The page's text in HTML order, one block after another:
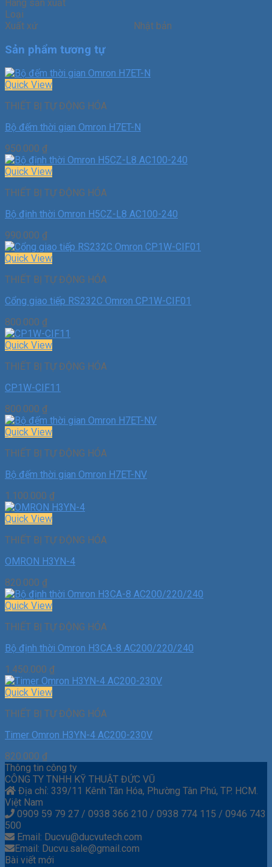
Hãng sản xuất
Loại
Xuất xứ
Nhật bản
Sản phẩm tương tự
Quick View
THIẾT BỊ TỰ ĐỘNG HÓA
Bộ đếm thời gian Omron H7ET-N
950.000 ₫
Quick View
THIẾT BỊ TỰ ĐỘNG HÓA
Bộ định thời Omron H5CZ-L8 AC100-240
990.000 ₫
Quick View
THIẾT BỊ TỰ ĐỘNG HÓA
Cổng giao tiếp RS232C Omron CP1W-CIF01
800.000 ₫
Quick View
THIẾT BỊ TỰ ĐỘNG HÓA
CP1W-CIF11
800.000 ₫
Quick View
THIẾT BỊ TỰ ĐỘNG HÓA
Bộ đếm thời gian Omron H7ET-NV
1.100.000 ₫
Quick View
THIẾT BỊ TỰ ĐỘNG HÓA
OMRON H3YN-4
820.000 ₫
Quick View
THIẾT BỊ TỰ ĐỘNG HÓA
Bộ định thời Omron H3CA-8 AC200/220/240
1.450.000 ₫
Quick View
THIẾT BỊ TỰ ĐỘNG HÓA
Timer Omron H3YN-4 AC200-230V
820.000 ₫
Thông tin công ty
CÔNG TY TNHH KỸ THUẬT ĐỨC VŨ
Địa chỉ: 339/11 Kênh Tân Hóa, Phường Tân Phú, TP. HCM.
Việt Nam
0909 59 79 27 / 0938 366 210 / 0938 774 115 / 0946 743
500
Email: Ducvu@ducvutech.com
Email: Ducvu.sale@gmail.com
Bài viết mới